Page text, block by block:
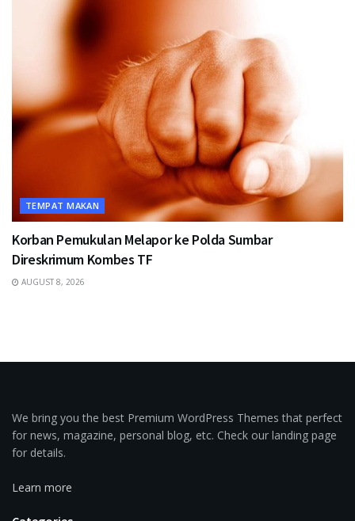
TEMPAT MAKAN
Korban Pemukulan Melapor ke Polda Sumbar
Direskrimum Kombes TF
AUGUST 8, 2026
We bring you the best Premium WordPress Themes that perfect
for news, magazine, personal blog, etc. Check our landing page
for details.
Learn more